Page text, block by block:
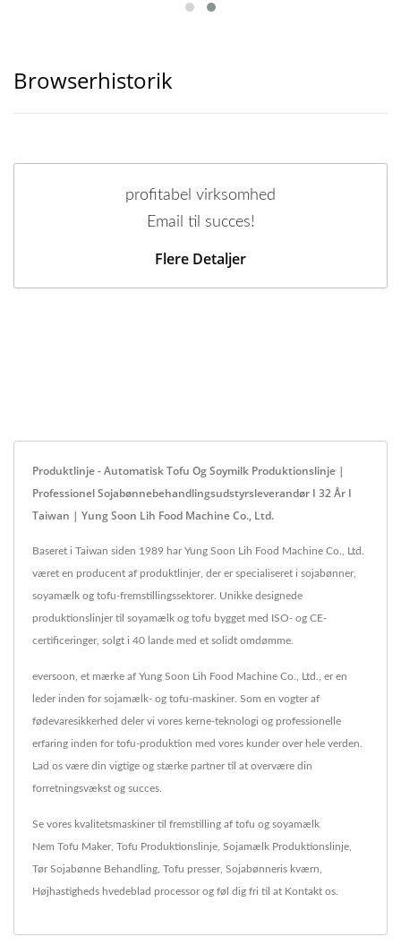
Browserhistorik
profitabel virksomhed
Email til succes!
Flere Detaljer
Produktlinje - Automatisk Tofu Og Soymilk Produktionslinje |
Professionel Sojabønnebehandlingsudstyrsleverandør I 32 År I
Taiwan | Yung Soon Lih Food Machine Co., Ltd.
Baseret i Taiwan siden 1989 har Yung Soon Lih Food Machine Co., Ltd.
været en producent af produktlinjer, der er specialiseret i sojabønner,
soyamælk og tofu-fremstillingssektorer. Unikke designede
produktionslinjer til soyamælk og tofu bygget med ISO- og CE-
certificeringer, solgt i 40 lande med et solidt omdømme.
eversoon, et mærke af Yung Soon Lih Food Machine Co., Ltd., er en
leder inden for sojamælk- og tofu-maskiner. Som en vogter af
fødevaresikkerhed deler vi vores kerne-teknologi og professionelle
erfaring inden for tofu-produktion med vores kunder over hele verden.
Lad os være din vigtige og stærke partner til at overvære din
forretningsvækst og succes.
Se vores kvalitetsmaskiner til fremstilling af tofu og soyamælk
Nem Tofu Maker, Tofu Produktionslinje Sojamælk Produktionslinje
Tør Sojabønne Behandling Tofu presser, Sojabønneris kværn
Højhastigheds hvedeblad processorog føl dig fri til at Kontakt os